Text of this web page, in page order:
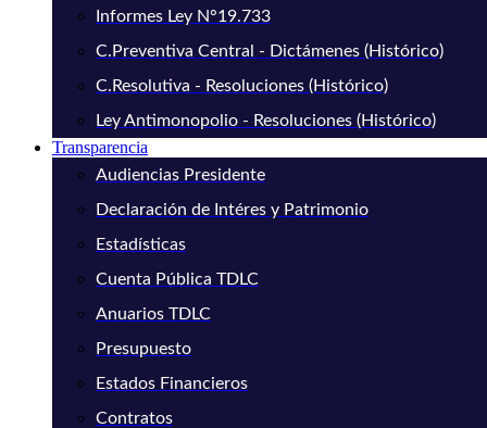
Informes Ley N°19.733
C.Preventiva Central - Dictámenes (Histórico)
C.Resolutiva - Resoluciones (Histórico)
Ley Antimonopolio - Resoluciones (Histórico)
Transparencia
Audiencias Presidente
Declaración de Intéres y Patrimonio
Estadísticas
Cuenta Pública TDLC
Anuarios TDLC
Presupuesto
Estados Financieros
Contratos